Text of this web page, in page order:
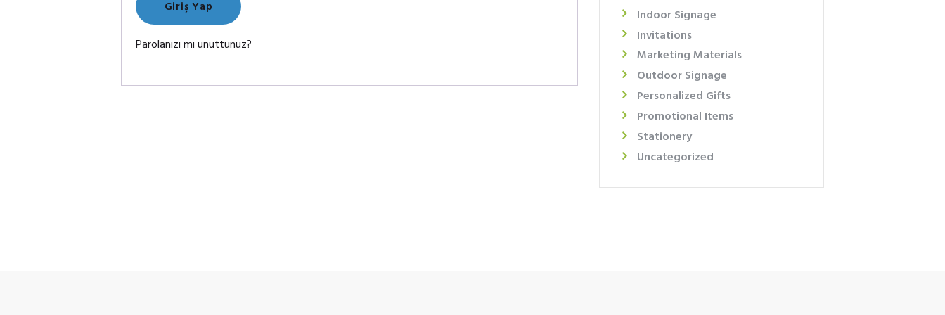
Giriş Yap
Parolanızı mı unuttunuz?
Indoor Signage
Invitations
Marketing Materials
Outdoor Signage
Personalized Gifts
Promotional Items
Stationery
Uncategorized